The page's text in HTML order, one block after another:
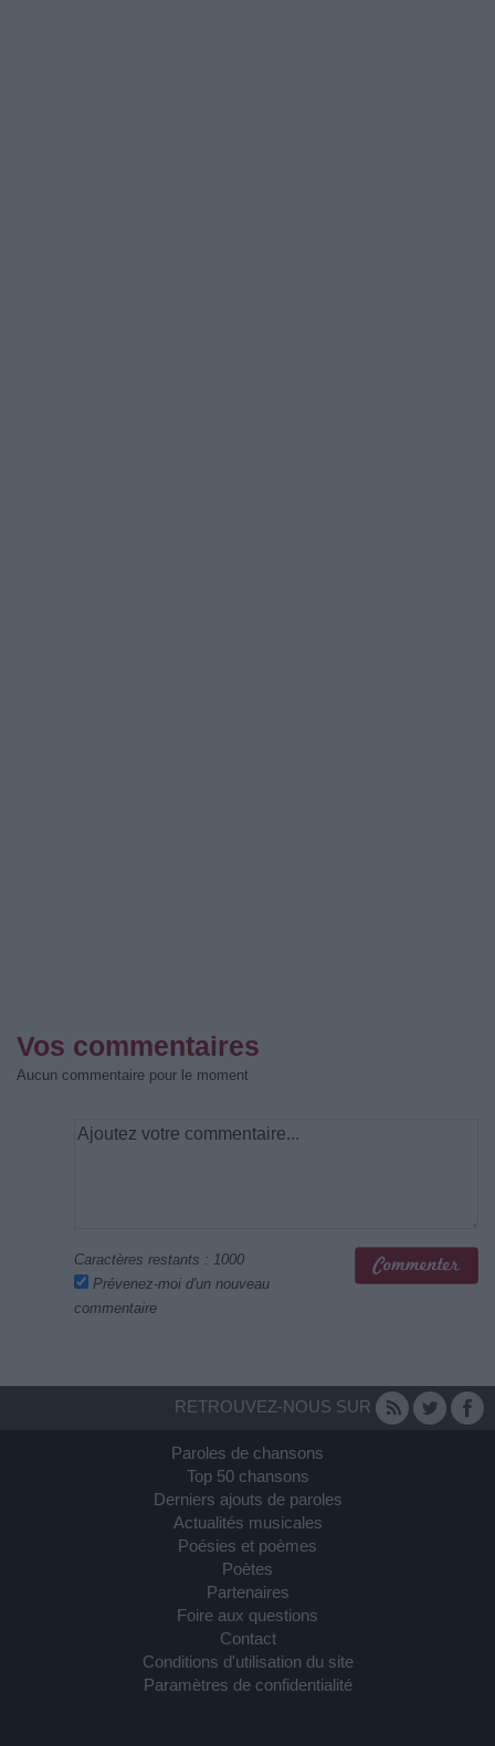
Vos commentaires
Aucun commentaire pour le moment
Caractères restants : 1000
Prévenez-moi d'un nouveau
commentaire
RETROUVEZ-NOUS SUR
Paroles de chansons
Top 50 chansons
Derniers ajouts de paroles
Actualités musicales
Poésies et poèmes
Poètes
Partenaires
Foire aux questions
Contact
Conditions d'utilisation du site
Paramètres de confidentialité